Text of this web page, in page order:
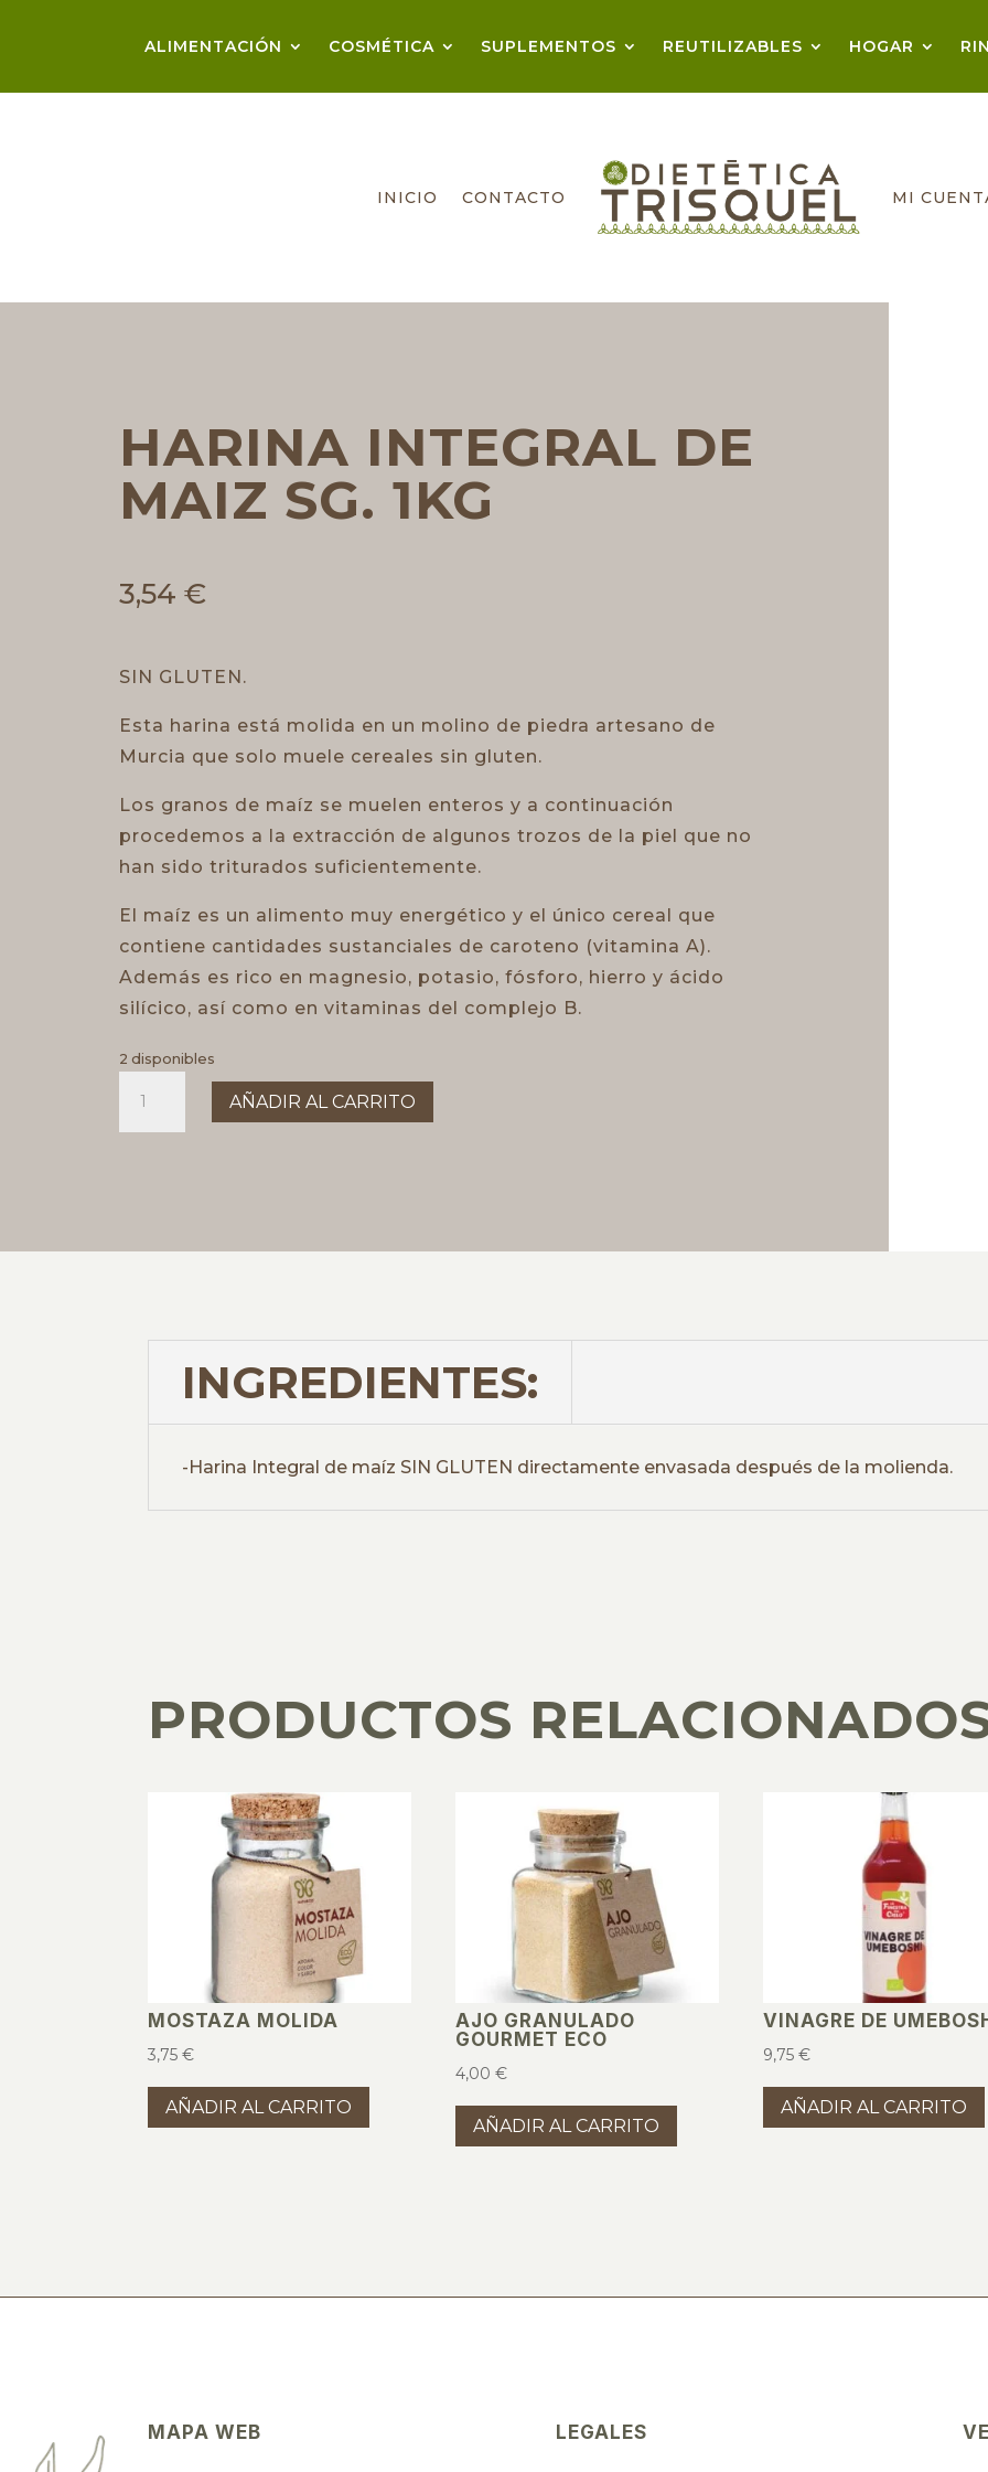
ALIMENTACIÓN COSMÉTICA SUPLEMENTOS REUTILIZABLES HOGAR
INICIO CONTACTO MI
HARINA INTEGRAL DE
MAIZ SG. 1KG
3,54 €
SIN GLUTEN.
Esta harina está molida en un molino de piedra artesano de
Murcia que solo muele cereales sin gluten.
Los granos de maíz se muelen enteros y a continuación
procedemos a la extracción de algunos trozos de la piel que no
han sido triturados suficientemente.
El maíz es un alimento muy energético y el único cereal que
contiene cantidades sustanciales de caroteno (vitamina A).
Además es rico en magnesio, potasio, fósforo, hierro y ácido
silícico, así como en vitaminas del complejo B.
2 disponibles
INTEGRAL
DE
AÑADIR AL CARRITO
INGREDIENTES:
-Harina Integral de maíz SIN GLUTEN directamente envasada después de la molienda.
PRODUCTOS
MOSTAZA MOLIDA
3,75€
AÑADIR AL CARRITO
AJO GRANULADO
GOURMET ECO
4,00€
AÑADIR AL CARRITO
VINAGRE DE
9,75€
AÑADIR AL CARRITO
MAPA WEB LEGALES